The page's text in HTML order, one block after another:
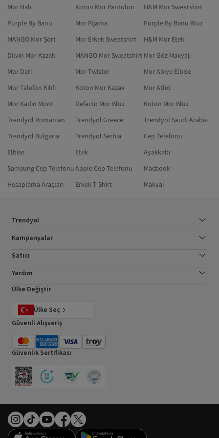
Mor Halı
Koton Mor Pantolon
H&M Mor Sweatshirt
Purple By Banu
Mor Pijama
Purple By Banu Bluz
MANGO Mor Şort
Mor Erkek Sweatshirt
H&M Mor Etek
Dilvin Mor Kazak
MANGO Mor Sweatshirt Mor Göz Makyajı
Mor Deri
Mor Twister
Mor Abiye Elbise
Mor Telefon Kılıfı
Koton Mor Kazak
Mor Atlet
Mor Kadın Mont
Defacto Mor Bluz
Koton Mor Bluz
Trendyol Romanian
Trendyol Greece
Trendyol Saudi Arabia
Trendyol Bulgaria
Trendyol Serbia
Cep Telefonu
Elbise
Etek
Ayakkabı
Samsung Cep TelefonuApple Cep Telefonu
Macbook
Hesaplama Araçları
Erkek T-Shirt Makyaj
Trendyol
Kampanyalar
Satıcı
Yardım
Ülke Değiştir
Ülke Seç
Güvenli Alışveriş
Güvenlik Sertifikası